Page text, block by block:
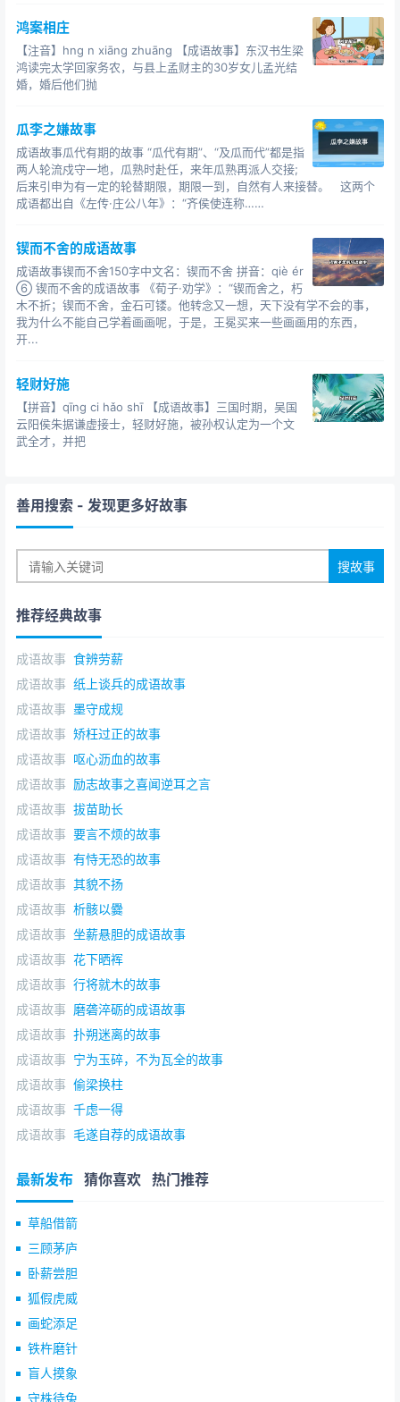
【注音】yè gōng hào lóng【成语故事】春秋时期，楚国
有一个自称叫叶公的人。叶公经常对别人说：“我特别喜欢
龙，龙多么神气、多么吉祥啊！”于是当他家装修房子的时
候，工匠们就帮他在房梁上、柱子上、门窗上、墙壁上到
上也绣上了栩栩如生的龙。叶公喜欢龙的消息传到了天宫
中真龙的耳朵里，真龙想：“没想到人间还有一个这样喜欢
我的人呢！我得下去看看他。”有一天，龙从天上降下来，
来到了叶公的家里。龙把大大地头伸进叶公家的窗户，长
这一看可不得了了，一只真龙正在那里瞪着自己，叶公顿
时吓得脸色苍白，浑身发抖，大叫一声逃走了。后来，人
们用“叶公好龙”这四个字比喻那些表面上喜欢某种事物，其
实并不是真的喜欢的人或事。【典故】汉·刘向《新序·杂
事》记载：叶公子高非常喜欢龙，器物上刻着龙，房屋上
叶公一见，吓得拔腿就跑。【解释】叶公：春秋时楚国贵
族，名子高，封于叶（古邑名，今河南叶县）。比喻口头
上说爱好某事物，实际上并不真爱好。典故：鲁哀公经常
向别人说自己是多么地渴望人才，多么喜欢有知识才干的
国一直住了七天，也没等到鲁哀公的影子。原来鲁哀公说
自己喜欢有知识的人只是赶时髦，学着别的国君说说而
已，对前来求见的子张根本没当一回事，早已忘到脑后去
了。子张很是失望，也十分生气。他给鲁哀公的车夫讲了
子张悄然离去了。终于有一天，鲁哀公记起子张求见的事
情，准备叫自己的车夫去把子张请来。车夫对鲁哀公说：
“他早已走了。”鲁哀公很是不明白，他问车夫道：“他不是
投奔我而来的吗？为什么又走掉了呢？”于是，车夫向鲁哀
公转述了子张留下的故事。那故事是这样的：有个叫叶子
高的人，总向人吹嘘自己是如何如何喜欢龙。他在衣带钩
上画着龙，在酒具上刻着龙，他的房屋卧室凡是雕刻花纹
的地方也全都雕刻着龙。天上的真龙知道叶子高是如此喜
欢龙，很是感动。一天，真龙降落到叶子高的家里，它把
吓得脸都变了颜色，惊恐万状，回头就跑。真龙感到莫名
其妙，很是失望。其实那叶公并非真的喜欢龙，只不过是
形式上、口头上喜欢罢了。
鸿案相庄
【注音】hng n xiāng zhuāng 【成语故事】东汉书生梁
鸿读完太学回家务农，与县上孟财主的30岁女儿孟光结
婚，婚后他们抛
瓜李之嫌故事
成语故事瓜代有期的故事 “瓜代有期”、“及瓜而代”都是指
两人轮流戍守一地，瓜熟时赴任，来年瓜熟再派人交接;
后来引申为有一定的轮替期限，期限一到，自然有人来接替。 这两个
成语都出自《左传·庄公八年》：“齐侯使连称……
锲而不舍的成语故事
成语故事锲而不舍150字中文名：锲而不舍 拼音：qiè ér
⑥ 锲而不舍的成语故事 《荀子·劝学》：“锲而舍之，朽
木不折；锲而不舍，金石可镂。他转念又一想，天下没有学不会的事，
我为什么不能自己学着画画呢，于是，王冕买来一些画画用的东西，
开...
轻财好施
【拼音】qīng ci hǎo shī 【成语故事】三国时期，吴国
云阳侯朱据谦虚接士，轻财好施，被孙权认定为一个文
武全才，并把
善用搜索 - 发现更多好故事
推荐经典故事
成语故事 食辨劳薪
成语故事 纸上谈兵的成语故事
成语故事 墨守成规
成语故事 矫枉过正的故事
成语故事 呕心沥血的故事
成语故事 励志故事之喜闻逆耳之言
成语故事 拔苗助长
成语故事 要言不烦的故事
成语故事 有恃无恐的故事
成语故事 其貌不扬
成语故事 析骸以爨
成语故事 坐薪悬胆的成语故事
成语故事 花下晒裈
成语故事 行将就木的故事
成语故事 磨砻淬砺的成语故事
成语故事 扑朔迷离的故事
成语故事 宁为玉碎，不为瓦全的故事
成语故事 偷梁换柱
成语故事 千虑一得
成语故事 毛遂自荐的成语故事
最新发布 猜你喜欢 热门推荐
草船借箭
三顾茅庐
卧薪尝胆
狐假虎威
画蛇添足
铁杵磨针
盲人摸象
守株待兔